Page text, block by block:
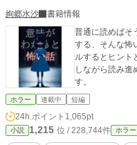
絢郷水沙
書籍情報
普通に読めばそ
する、そんな怖
ルするとヒント
しながら読み
す。
ホラー 連載中 短編
24h.ポイント 1,065pt
小説 1,215 位 / 228,744件 ホラー